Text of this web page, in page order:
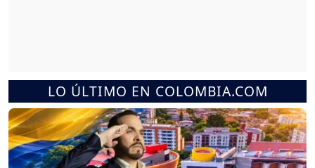
LO ÚLTIMO EN COLOMBIA.COM